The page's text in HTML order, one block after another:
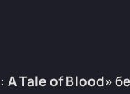
Tale of Blood»